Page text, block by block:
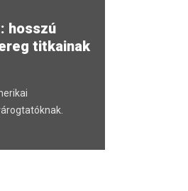
hosszú
titkainak